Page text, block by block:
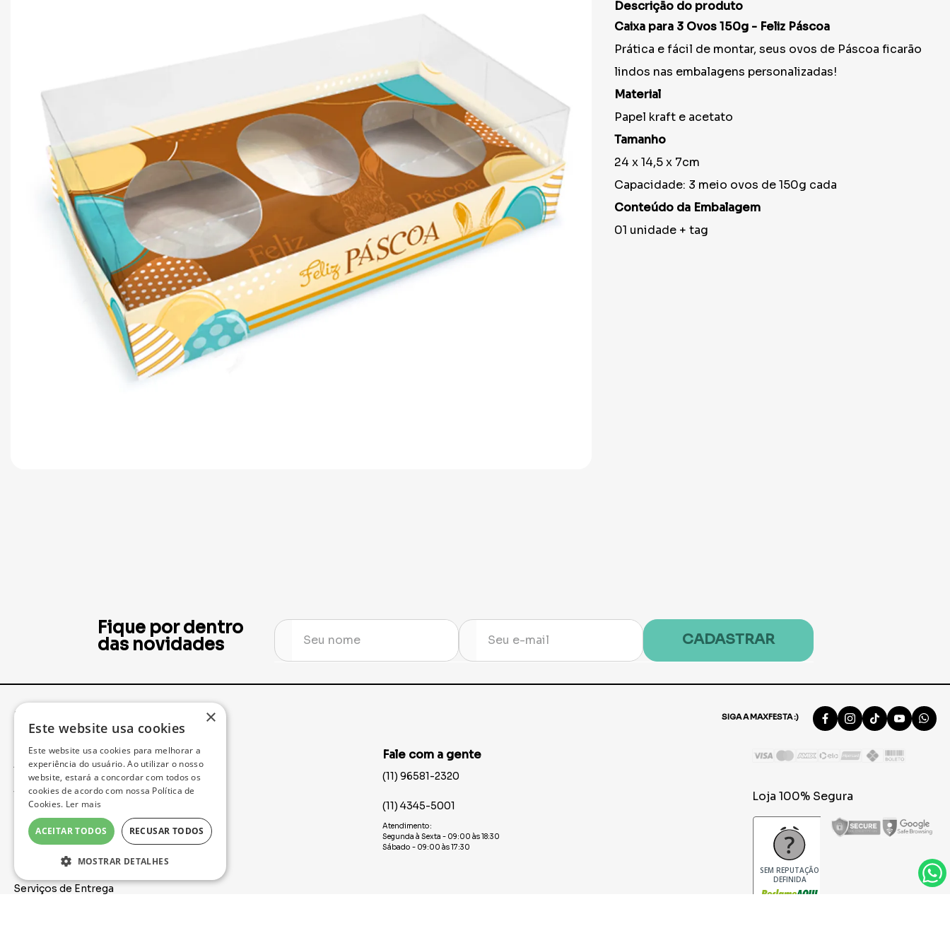
Descrição do produto
Caixa para 3 Ovos 150g - Feliz Páscoa
Prática e fácil de montar, seus ovos de Páscoa ficarão
lindos nas embalagens personalizadas!
Material
Papel kraft e acetato
Tamanho
24 x 14,5 x 7cm
Capacidade: 3 meio ovos de 150g cada
Conteúdo da Embalagem
01 unidade + tag
Fique por dentro
das novidades
CADASTRAR
Institucional SIGA A MAXFESTA :)
Acompanhe seu Pedido
Trocas e Devoluções
Política de Privacidade
Formas de Pagamento
Serviços de Entrega
Fale com a gente
(11) 96581-2320
(11) 4345-5001
Atendimento:
Segunda à Sexta - 09:00 às 18:30
Sábado - 09:00 às 17:30
Loja 100% Segura
×
Este website usa cookies
Este website usa cookies para melhorar a
experiência do usuário. Ao utilizar o nosso
website, estará a concordar com todos os
cookies de acordo com nossa Política de
Cookies. Ler mais
ACEITAR TODOS RECUSAR TODOS
MOSTRAR DETALHES